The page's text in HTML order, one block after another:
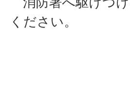
ください。